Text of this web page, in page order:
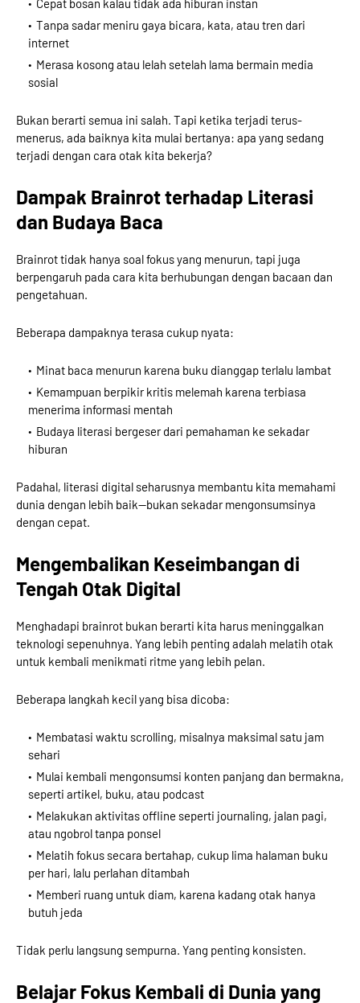
Tanpa sadar meniru gaya bicara, kata, atau tren dari
internet
Merasa kosong atau lelah setelah lama bermain media
sosial
Bukan berarti semua ini salah. Tapi ketika terjadi terus-
menerus, ada baiknya kita mulai bertanya: apa yang sedang
terjadi dengan cara otak kita bekerja?
Dampak Brainrot terhadap Literasi
dan Budaya Baca
Brainrot tidak hanya soal fokus yang menurun, tapi juga
berpengaruh pada cara kita berhubungan dengan bacaan dan
pengetahuan.
Beberapa dampaknya terasa cukup nyata:
Minat baca menurun karena buku dianggap terlalu lambat
Kemampuan berpikir kritis melemah karena terbiasa
menerima informasi mentah
Budaya literasi bergeser dari pemahaman ke sekadar
hiburan
Padahal, literasi digital seharusnya membantu kita memahami
dunia dengan lebih baik—bukan sekadar mengonsumsinya
dengan cepat.
Mengembalikan Keseimbangan di
Tengah Otak Digital
Menghadapi brainrot bukan berarti kita harus meninggalkan
teknologi sepenuhnya. Yang lebih penting adalah melatih otak
untuk kembali menikmati ritme yang lebih pelan.
Beberapa langkah kecil yang bisa dicoba:
Membatasi waktu scrolling, misalnya maksimal satu jam
sehari
Mulai kembali mengonsumsi konten panjang dan bermakna,
seperti artikel, buku, atau podcast
Melakukan aktivitas offline seperti journaling, jalan pagi,
atau ngobrol tanpa ponsel
Melatih fokus secara bertahap, cukup lima halaman buku
per hari, lalu perlahan ditambah
Memberi ruang untuk diam, karena kadang otak hanya
butuh jeda
Tidak perlu langsung sempurna. Yang penting konsisten.
Belajar Fokus Kembali di Dunia yang